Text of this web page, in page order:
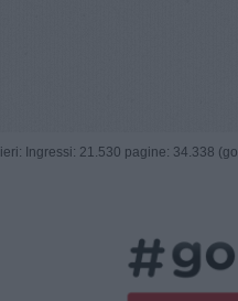
ieri: Ingressi: 21.530 pagine: 34.338